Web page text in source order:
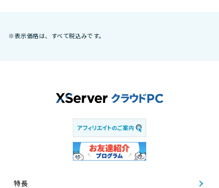
※表示価格は、すべて税込みです。
特長